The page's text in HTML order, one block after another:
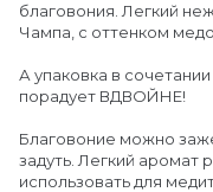
благовония. Легкий
Чампа, с оттенком
А упаковка в
порадует ВДВОЙНЕ!
Благовоние можно
задуть. Легкий аромат
использовать для